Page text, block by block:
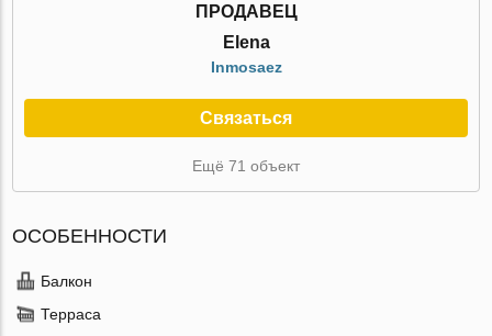
ПРОДАВЕЦ
Elena
Inmosaez
Связаться
Ещё 71 объект
ОСОБЕННОСТИ
Балкон
Терраса